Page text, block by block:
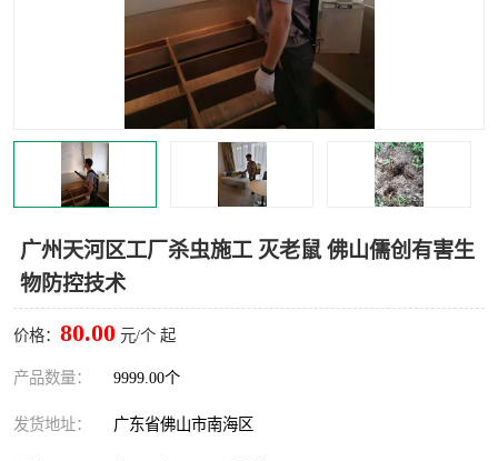
广州天河区工厂杀虫施工 灭老鼠 佛山儒创有害生
物防控技术
价格： 80.00 元/个 起
产品数量： 9999.00个
发货地址： 广东省佛山市南海区
灭跳蚤
灭蟑螂
果蝇防治
害虫防治